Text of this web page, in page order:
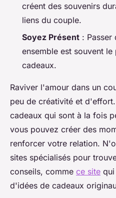
créent des souvenirs
liens du couple.
Soyez Présent : Passer
ensemble est souvent
cadeaux.
Raviver l'amour dans un
peu de créativité et
cadeaux qui sont à la fois
vous pouvez créer des
renforcer votre relation.
sites spécialisés pour
conseils, comme ce site
d'idées de cadeaux